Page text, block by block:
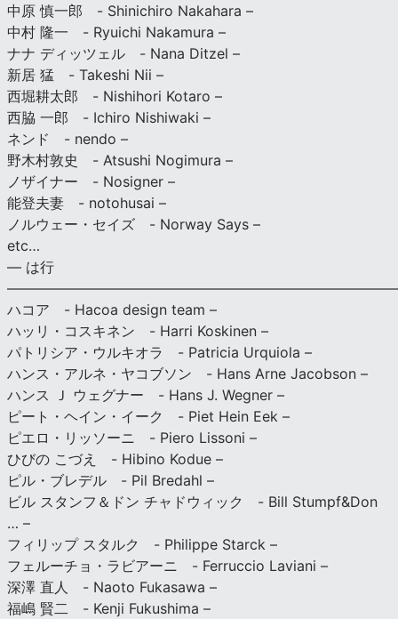
中原 慎一郎 - Shinichiro Nakahara –
中村 隆一 - Ryuichi Nakamura –
ナナ ディッツェル - Nana Ditzel –
新居 猛 - Takeshi Nii –
西堀耕太郎 - Nishihori Kotaro –
西脇 一郎 - Ichiro Nishiwaki –
ネンド - nendo –
野木村敦史 - Atsushi Nogimura –
ノザイナー - Nosigner –
能登夫妻 - notohusai –
ノルウェー・セイズ - Norway Says –
etc…
— は行
ハコア - Hacoa design team –
ハッリ・コスキネン - Harri Koskinen –
パトリシア・ウルキオラ - Patricia Urquiola –
ハンス・アルネ・ヤコブソン - Hans Arne Jacobson –
ハンス Ｊ ウェグナー - Hans J. Wegner –
ピート・ヘイン・イーク - Piet Hein Eek –
ピエロ・リッソーニ - Piero Lissoni –
ひびの こづえ - Hibino Kodue –
ピル・ブレデル - Pil Bredahl –
ビル スタンフ＆ドン チャドウィック - Bill Stumpf&Don
… –
フィリップ スタルク - Philippe Starck –
フェルーチョ・ラビアーニ - Ferruccio Laviani –
深澤 直人 - Naoto Fukasawa –
福嶋 賢二 - Kenji Fukushima –